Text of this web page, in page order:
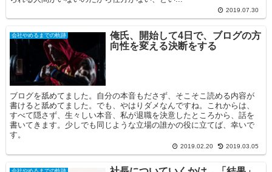
2019.07.30
会社やめるまでの軌跡
俺氏、開始して4日で、ブログの方
向性を変える決断をする
ブログを舐めてました。自分の本音もださず、そこそこ読める内容が
書けると舐めてました。でも、やはりダメなんですね。これからは、
すべて隠さず、生々しい本音、私が退職を決意したところから、話を
書いてきます。少しでも同じような立場の誰かの役に立てば、幸いで
す。
2019.02.20 2019.03.05